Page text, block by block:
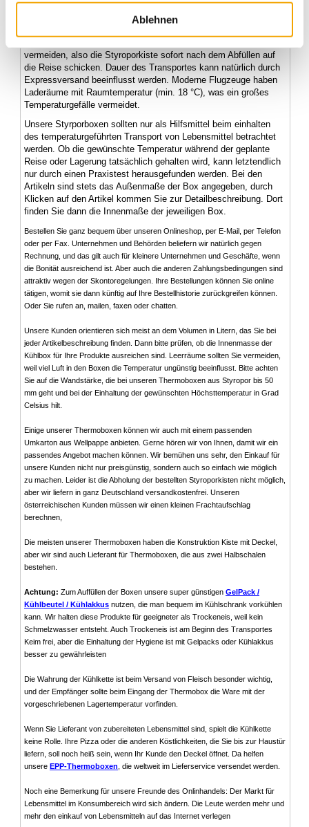
Ablehnen
einpacken, keine Unterbrechung der Kühlkette! Das Gleiche gilt
für zubereitete Speisen: Klappe auf, Pizza rein und los. Füllt der
vermeiden, also die Styroporkiste sofort nach dem Abfüllen auf
die Reise schicken. Dauer des Transportes kann natürlich durch
Expressversand beeinflusst werden. Moderne Flugzeuge haben
Laderäume mit Raumtemperatur (min. 18 °C), was ein großes
Temperaturgefälle vermeidet.
Unsere Styrporboxen sollten nur als Hilfsmittel beim einhalten
des temperaturgeführten Transport von Lebensmittel betrachtet
werden. Ob die gewünschte Temperatur während der geplante
Reise oder Lagerung tatsächlich gehalten wird, kann letztendlich
nur durch einen Praxistest herausgefunden werden. Bei den
Artikeln sind stets das Außenmaße der Box angegeben, durch
Klicken auf den Artikel kommen Sie zur Detailbeschreibung. Dort
finden Sie dann die Innenmaße der jeweiligen Box.
Bestellen Sie ganz bequem über unseren Onlineshop, per E-Mail, per Telefon
oder per Fax. Unternehmen und Behörden beliefern wir natürlich gegen
Rechnung, und das gilt auch für kleinere Unternehmen und Geschäfte, wenn
die Bonität ausreichend ist. Aber auch die anderen Zahlungsbedingungen sind
attraktiv wegen der Skontoregelungen. Ihre Bestellungen können Sie online
tätigen, womit sie dann künftig auf Ihre Bestellhistorie zurückgreifen können.
Oder Sie rufen an, mailen, faxen oder chatten.
Unsere Kunden orientieren sich meist an dem Volumen in Litern, das Sie bei
jeder Artikelbeschreibung finden. Dann bitte prüfen, ob die Innenmasse der
Kühlbox für Ihre Produkte ausreichen sind. Leerräume sollten Sie vermeiden,
weil viel Luft in den Boxen die Temperatur ungünstig beeinflusst. Bitte achten
Sie auf die Wandstärke, die bei unseren Thermoboxen aus Styropor bis 50
mm geht und bei der Einhaltung der gewünschten Höchsttemperatur in Grad
Celsius hilt.
Einige unserer Thermoboxen können wir auch mit einem passenden
Umkarton aus Wellpappe anbieten. Gerne hören wir von Ihnen, damit wir ein
passendes Angebot machen können. Wir bemühen uns sehr, den Einkauf für
unsere Kunden nicht nur preisgünstig, sondern auch so einfach wie möglich
zu machen. Leider ist die Abholung der bestellten Styroporkisten nicht möglich,
aber wir liefern in ganz Deutschland versandkostenfrei. Unseren
österreichischen Kunden müssen wir einen kleinen Frachtaufschlag
berechnen,
Die meisten unserer Thermoboxen haben die Konstruktion Kiste mit Deckel,
aber wir sind auch Lieferant für Thermoboxen, die aus zwei Halbschalen
bestehen.
Achtung: Zum Auffüllen der Boxen unsere super günstigen GelPack /
Kühlbeutel / Kühlakkus nutzen, die man bequem im Kühlschrank vorkühlen
kann. Wir halten diese Produkte für geeigneter als Trockeneis, weil kein
Schmelzwasser entsteht. Auch Trockeneis ist am Beginn des Transportes
Keim frei, aber die Einhaltung der Hygiene ist mit Gelpacks oder Kühlakkus
besser zu gewährleisten
Die Wahrung der Kühlkette ist beim Versand von Fleisch besonder wichtig,
und der Empfänger sollte beim Eingang der Thermobox die Ware mit der
vorgeschriebenen Lagertemperatur vorfinden.
Wenn Sie Lieferant von zubereiteten Lebensmittel sind, spielt die Kühlkette
keine Rolle. Ihre Pizza oder die anderen Köstlichkeiten, die Sie bis zur Haustür
liefern, soll noch heiß sein, wenn Ihr Kunde den Deckel öffnet. Da helfen
unsere EPP-Thermoboxen , die weltweit im Lieferservice versendet werden.
Noch eine Bemerkung für unsere Freunde des Onlinhandels: Der Markt für
Lebensmittel im Konsumbereich wird sich ändern. Die Leute werden mehr und
mehr den einkauf von Lebensmitteln auf das Internet verlegen